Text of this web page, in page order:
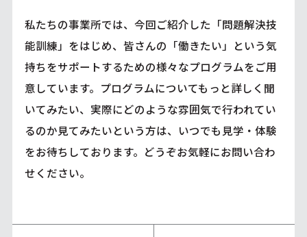
私たちの事業所では、今回ご紹介した「問題解決技
能訓練」をはじめ、皆さんの「働きたい」という気
持ちをサポートするための様々なプログラムをご用
意しています。プログラムについてもっと詳しく聞
いてみたい、実際にどのような雰囲気で行われてい
るのか見てみたいという方は、いつでも見学・体験
をお待ちしております。どうぞお気軽にお問い合わ
せください。